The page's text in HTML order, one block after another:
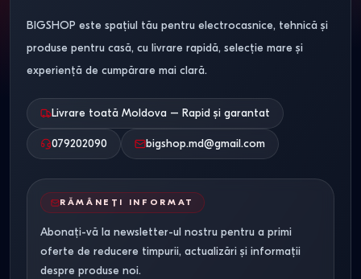
BIGSHOP este spațiul tău pentru electrocasnice, tehnică și
produse pentru casă, cu livrare rapidă, selecție mare și
experiență de cumpărare mai clară.
Livrare toată Moldova – Rapid și garantat
079202090 bigshop.md@gmail.com
RĂMÂNEȚI INFORMAT
Abonați-vă la newsletter-ul nostru pentru a primi
oferte de reducere timpurii, actualizări și informații
despre produse noi.